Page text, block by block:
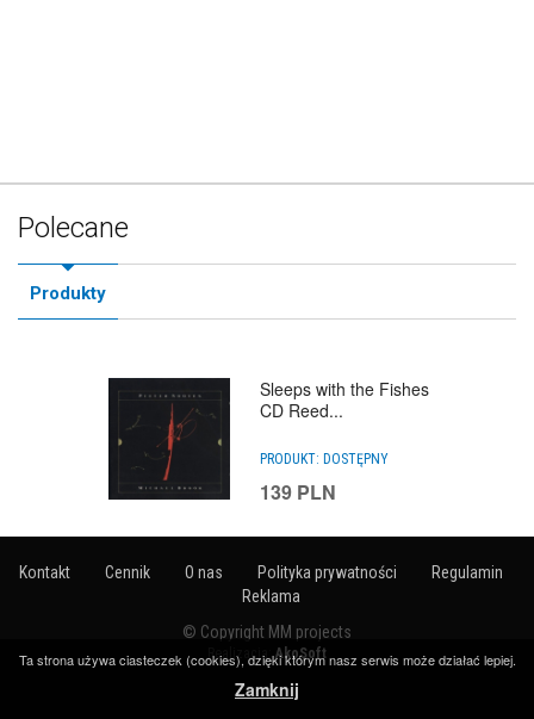
Polecane
Produkty
Sleeps with the Fishes
CD Reed...
PRODUKT: DOSTĘPNY
139 PLN
Kontakt Cennik O nas Polityka prywatności
Regulamin
Reklama
© Copyright MM projects
Realizacja:AkoSoft
Ta strona używa ciasteczek (cookies), dzięki którym nasz serwis może działać lepiej.
Zamknij